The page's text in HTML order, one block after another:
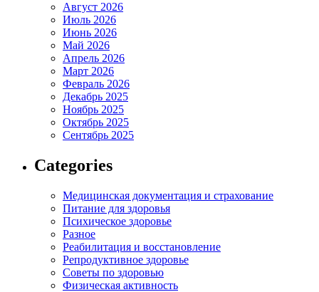
Август 2026
Июль 2026
Июнь 2026
Май 2026
Апрель 2026
Март 2026
Февраль 2026
Декабрь 2025
Ноябрь 2025
Октябрь 2025
Сентябрь 2025
Categories
Медицинская документация и страхование
Питание для здоровья
Психическое здоровье
Разное
Реабилитация и восстановление
Репродуктивное здоровье
Советы по здоровью
Физическая активность